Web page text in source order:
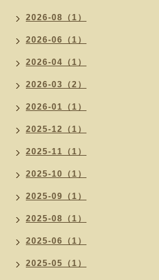
2026-08（1）
2026-06（1）
2026-04（1）
2026-03（2）
2026-01（1）
2025-12（1）
2025-11（1）
2025-10（1）
2025-09（1）
2025-08（1）
2025-06（1）
2025-05（1）